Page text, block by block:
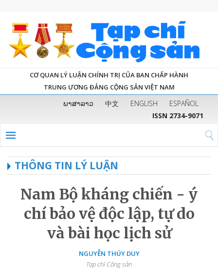
CƠ QUAN LÝ LUẬN CHÍNH TRỊ CỦA BAN CHẤP HÀNH
TRUNG ƯƠNG ĐẢNG CỘNG SẢN VIỆT NAM
ພາສາລາວ 中文 ENGLISH
ESPAÑOL
ISSN 2734-9071
THÔNG TIN LÝ LUẬN
Nam Bộ kháng chiến - ý
chí bảo vệ độc lập, tự do
và bài học lịch sử
NGUYỄN THÚY DUY
Tạp chí Cộng sản